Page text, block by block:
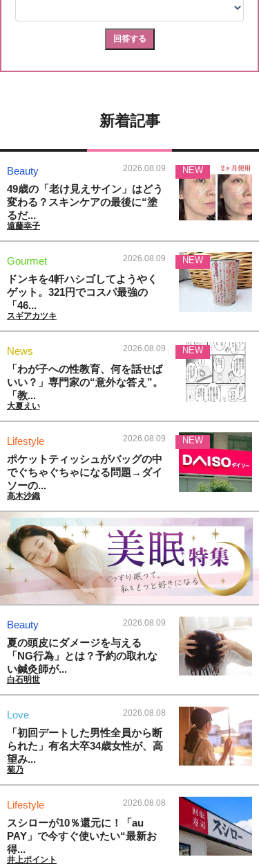
新着記事
Beauty 2026.08.09
49歳の「老け見えサイン」はどう
変わる？スキンケアの最後に“塗
るだ...
遠藤幸子
NEW
Gourmet 2026.08.09
ドンキを4軒ハシゴしてようやく
ゲット。321円でコスパ最強の
「46...
スギアカツキ
NEW
News 2026.08.09
「わが子への性教育、何を話せば
いい？」専門家の“意外な答え”。
「教...
大夏えい
NEW
Lifestyle 2026.08.09
ポケットティッシュがバッグの中
でぐちゃぐちゃになる問題→ダイ
ソーの...
高木沙織
NEW
Beauty 2026.08.09
夏の頭皮にダメージを与える
「NG行為」とは？予約の取れな
い鍼灸師が...
白石明世
Love 2026.08.08
「初回デートした男性全員から断
られた」有名大卒34歳女性が、高
望み...
菊乃
Lifestyle 2026.08.08
スシローが10％還元に！「au
PAY」で今すぐ使いたい“最新お
得...
井上ポイント